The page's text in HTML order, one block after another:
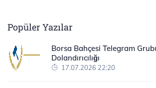
Popüler Yazılar
Borsa Bahçesi Telegram
Dolandırıcılığı
17.07.2026 22:20